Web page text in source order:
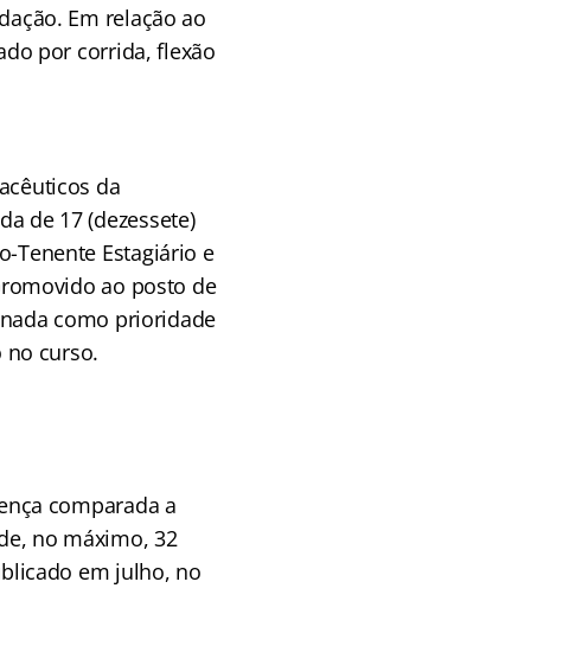
Em relação ao
por corrida, flexão
da
de 17 (dezessete)
Tenente Estagiário e
ao posto de
como prioridade
no curso.
comparada a
no máximo, 32
em julho, no